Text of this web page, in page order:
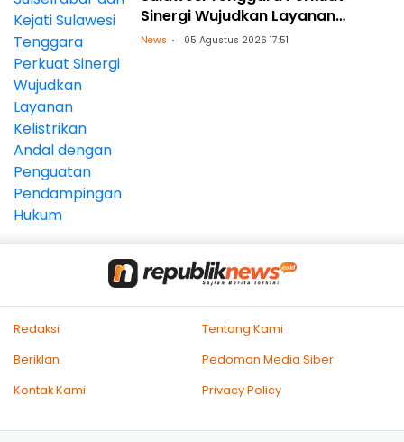
Sinergi Wujudkan Layanan
Kelistrikan Andal dengan
News 05 Agustus 2026 17:51
Redaksi
Tentang Kami
Beriklan
Pedoman Media Siber
Kontak Kami
Privacy Policy